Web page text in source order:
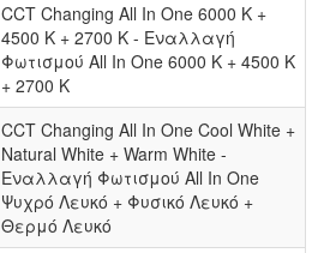
CCT Changing All In One 6000 K +
4500 K + 2700 K - Εναλλαγή
Φωτισμού All In One 6000 K + 4500 K
+ 2700 K
CCT Changing All In One Cool White +
Natural White + Warm White -
Εναλλαγή Φωτισμού All In One
Ψυχρό Λευκό + Φυσικό Λευκό +
Θερμό Λευκό